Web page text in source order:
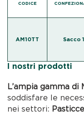
CODICE
AM10TT Sacco
I nostri prodotti
L’ampia gamma
soddisfare le
nei settori: